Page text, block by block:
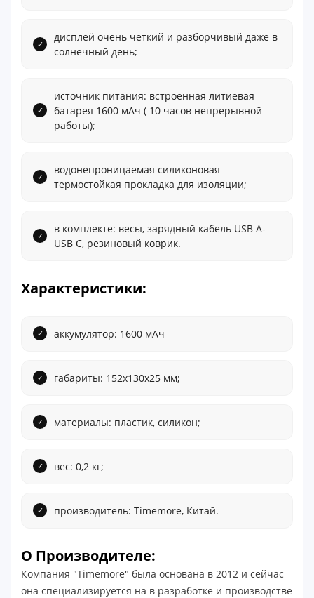
дисплей очень чёткий и разборчивый даже в
солнечный день;
источник питания: встроенная литиевая
батарея 1600 мАч ( 10 часов непрерывной
работы);
водонепроницаемая силиконовая
термостойкая прокладка для изоляции;
в комплекте: весы, зарядный кабель USB A-
USB C, резиновый коврик.
Характеристики:
аккумулятор: 1600 мАч
габариты: 152х130х25 мм;
материалы: пластик, силикон;
вес: 0,2 кг;
производитель: Timemore, Китай.
О Производителе:
Компания "Timemore" была основана в 2012 и сейчас
она специализируется на в разработке и производстве